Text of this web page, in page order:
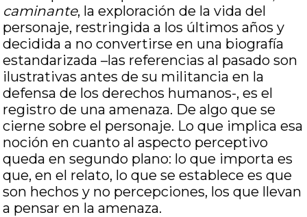
caminante, la exploración de la vida del
personaje, restringida a los últimos años y
decidida a no convertirse en una biografía
estandarizada –las referencias al pasado son
ilustrativas antes de su militancia en la
defensa de los derechos humanos-, es el
registro de una amenaza. De algo que se
cierne sobre el personaje. Lo que implica esa
noción en cuanto al aspecto perceptivo
queda en segundo plano: lo que importa es
que, en el relato, lo que se establece es que
son hechos y no percepciones, los que llevan
a pensar en la amenaza.